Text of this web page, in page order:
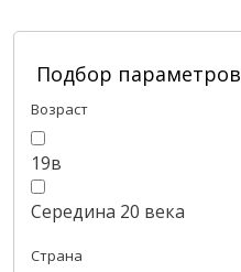
Подбор параметров
Возраст
19в
Середина 20 века
Страна